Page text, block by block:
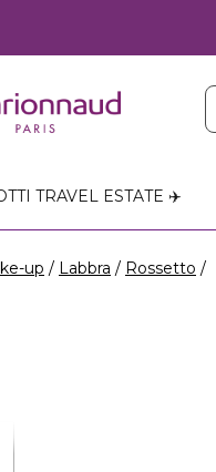
TRAVEL ESTATE ✈️
up Labbra Rossetto